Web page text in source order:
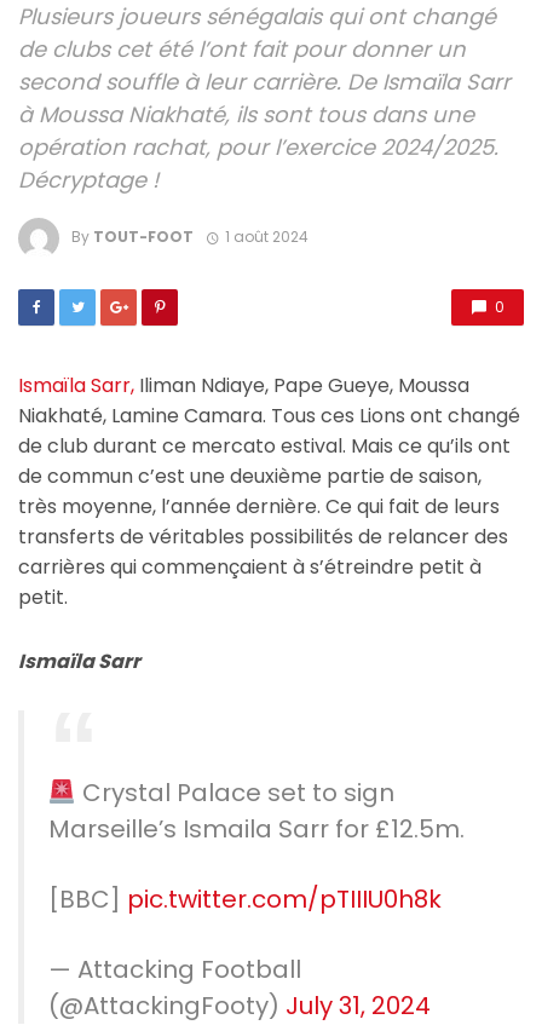
Plusieurs joueurs sénégalais qui ont changé
de clubs cet été l’ont fait pour donner un
second souffle à leur carrière. De Ismaïla Sarr
à Moussa Niakhaté, ils sont tous dans une
opération rachat, pour l’exercice 2024/2025.
Décryptage !
By TOUT-FOOT 1 août 2024
0
Ismaïla Sarr, Iliman Ndiaye, Pape Gueye, Moussa
Niakhaté, Lamine Camara. Tous ces Lions ont changé
de club durant ce mercato estival. Mais ce qu’ils ont
de commun c’est une deuxième partie de saison,
très moyenne, l’année dernière. Ce qui fait de leurs
transferts de véritables possibilités de relancer des
carrières qui commençaient à s’étreindre petit à
petit.
Ismaïla Sarr
Crystal Palace set to sign
Marseille’s Ismaila Sarr for £12.5m.
[BBC] pic.twitter.com/pTIIIU0h8k
— Attacking Football
(@AttackingFooty) July 31, 2024